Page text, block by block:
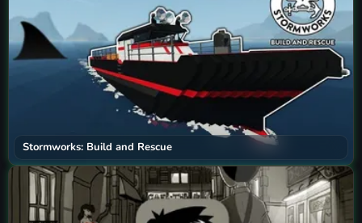
Stormworks: Build and Rescue